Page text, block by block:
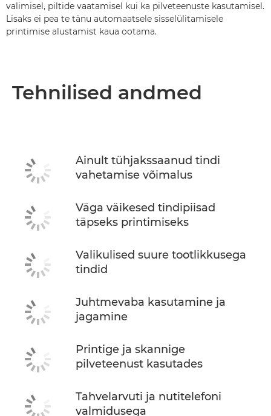
valimisel, piltide vaatamisel kui ka pilveteenuste kasutamisel.
Lisaks ei pea te tänu automaatsele sisselülitamisele
printimise alustamist kaua ootama.
Tehnilised andmed
Ainult tühjakssaanud tindi
vahetamise võimalus
Väga väikesed tindipiisad
täpseks printimiseks
Valikulised suure tootlikkusega
tindid
Juhtmevaba kasutamine ja
jagamine
Printige ja skannige
pilveteenust kasutades
Tahvelarvuti ja nutitelefoni
valmidusega